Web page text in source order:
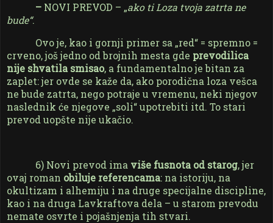
– NOVI PREVOD – „ako ti Loza tvoja zatrta ne
bude“.
Ovo je, kao i gornji primer sa „red“ = spremno =
crveno, još jedno od brojnih mesta gde prevodilica
nije shvatila smisao, a fundamentalno je bitan za
zaplet: jer ovde se kaže da, ako porodična loza vešca
ne bude zatrta, nego potraje u vremenu, neki njegov
naslednik će njegove „soli“ upotrebiti itd. To stari
prevod uopšte nije ukačio.
6) Novi prevod ima više fusnota od starog, jer
ovaj roman obiluje referencama: na istoriju, na
okultizam i alhemiju i na druge specijalne discipline,
kao i na druga Lavkraftova dela – u starom prevodu
nemate osvrte i pojašnjenja tih stvari.